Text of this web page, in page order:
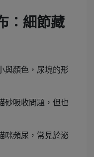
：細節藏
與顏色，尿塊的形
砂吸收問題，但也
咪頻尿，常見於泌